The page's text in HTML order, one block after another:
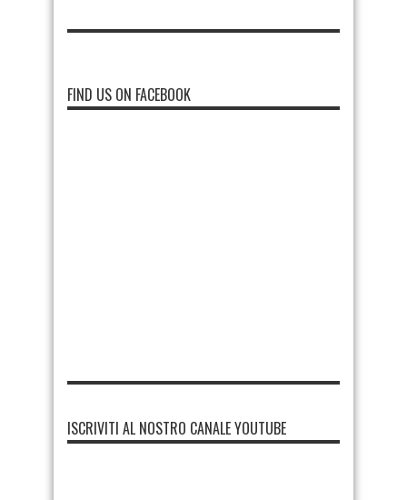
FIND US ON FACEBOOK
ISCRIVITI AL NOSTRO CANALE YOUTUBE